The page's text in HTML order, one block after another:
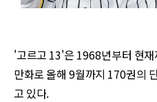
'고르고 13'은 1968년부터 현
만화로 올해 9월까지 170권의
고 있다.